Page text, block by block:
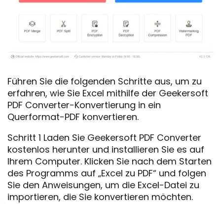
Führen Sie die folgenden Schritte aus, um zu
erfahren, wie Sie Excel mithilfe der Geekersoft
PDF Converter-Konvertierung in ein
Querformat-PDF konvertieren.
Schritt 1 Laden Sie Geekersoft PDF Converter
kostenlos herunter und installieren Sie es auf
Ihrem Computer. Klicken Sie nach dem Starten
des Programms auf „Excel zu PDF“ und folgen
Sie den Anweisungen, um die Excel-Datei zu
importieren, die Sie konvertieren möchten.